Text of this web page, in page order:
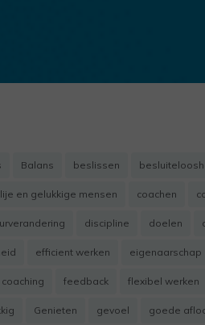
Balans beslissen
en gelukkige mensen coachen
discipline doelen
efficient werken eigenaarschap
feedback flexibel werken
Genieten gevoel goede